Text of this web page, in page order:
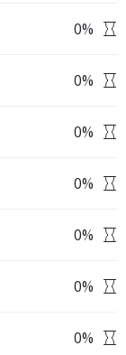
0%
0%
0%
0%
0%
0%
0%